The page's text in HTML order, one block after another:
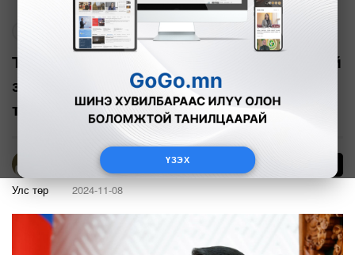
ҮЗЭХ
Татвар төлөгчдийн мөнгийг үр ашигтай
зарцуулахын тулд төсвийн
төлөвлөлтийг сайжруулах ёстой
Б.Эрдэнэчимэг
Улс төр 2024-11-08